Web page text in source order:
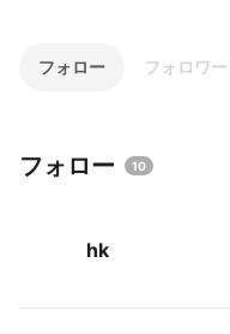
フォロー フォロワー
フォロー 10
hk